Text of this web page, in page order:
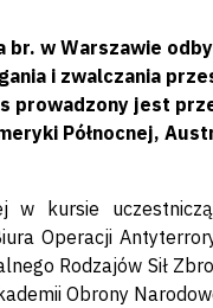
br. w Warszawie
i zwalczania
prowadzony jest
Północnej,
w kursie
Operacji
Rodzajów Sił
Obrony